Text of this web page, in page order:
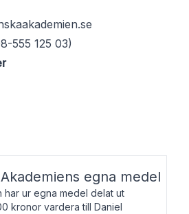
555 125 03)
egna medel
har ur egna medel delat ut
kronor vardera till Daniel